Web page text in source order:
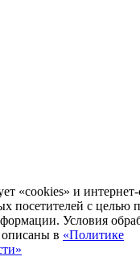
«cookies» и
посетителей с целью
Условия
описаны в «Политике